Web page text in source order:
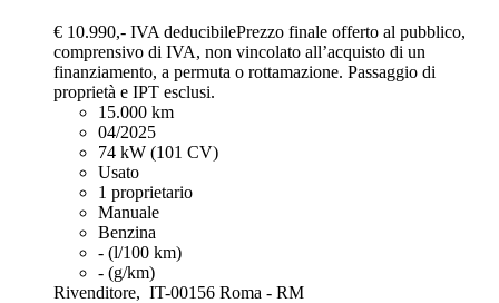
€ 10.990,- IVA deducibilePrezzo finale offerto al pubblico,
comprensivo di IVA, non vincolato all’acquisto di un
finanziamento, a permuta o rottamazione. Passaggio di
proprietà e IPT esclusi.
15.000 km
04/2025
74 kW (101 CV)
Usato
1 proprietario
Manuale
Benzina
- (l/100 km)
- (g/km)
Rivenditore, IT-00156 Roma - RM